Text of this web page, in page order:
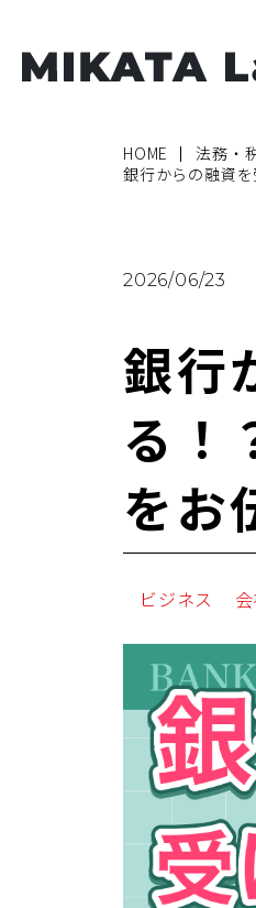
HOME 法務・
銀行からの融資
2026/06/23
銀行
る！
をお
ビジネス